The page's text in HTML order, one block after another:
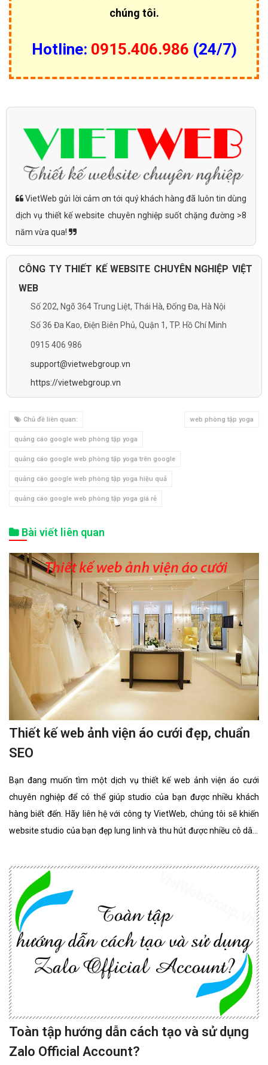
chúng tôi.
Hotline: 0915.406.986 (24/7)
VietWeb gửi lời cảm ơn tới quý khách hàng đã luôn tin dùng
dịch vụ thiết kế website chuyên nghiệp suốt chặng đường >8
năm vừa qua!
CÔNG TY THIẾT KẾ WEBSITE CHUYÊN NGHIỆP VIỆT
WEB
Số 202, Ngõ 364 Trung Liệt, Thái Hà, Đống Đa, Hà Nội
Số 36 Đa Kao, Điện Biên Phủ, Quận 1, TP. Hồ Chí Minh
0915 406 986
support@vietwebgroup.vn
https://vietwebgroup.vn
Chủ đề liên quan: web phòng tập yoga
quảng cáo google web phòng tập yoga
quảng cáo google web phòng tập yoga trên google
quảng cáo google web phòng tập yoga hiệu quả
quảng cáo google web phòng tập yoga giá rẻ
Bài viết liên quan
Thiết kế web ảnh viện áo cưới đẹp, chuẩn
SEO
Bạn đang muốn tìm một dịch vụ thiết kế web ảnh viện áo cưới
chuyên nghiệp để có thể giúp studio của bạn được nhiều khách
hàng biết đến. Hãy liên hệ với công ty VietWeb, chúng tôi sẽ khiến
website studio của bạn đẹp lung linh và thu hút được nhiều cô dâu,
Toàn tập hướng dẫn cách tạo và sử dụng
Zalo Official Account?